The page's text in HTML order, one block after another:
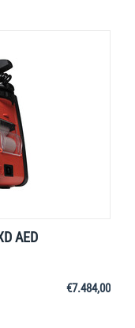
AED
€7.484,00